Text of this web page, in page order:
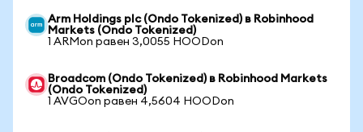
Arm Holdings plc (Ondo Tokenized) в Robinhood
Markets (Ondo Tokenized)
1 ARMon равен 3,0055 HOODon
Broadcom (Ondo Tokenized) в Robinhood Markets
(Ondo Tokenized)
1 AVGOon равен 4,5604 HOODon